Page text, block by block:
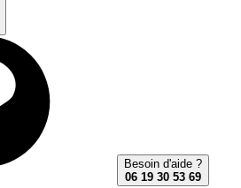
Besoin d'aide ?
06 19 30 53 69